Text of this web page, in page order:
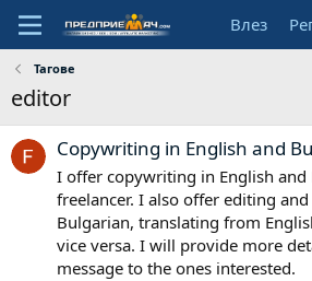
Влез
Тагове
editor
Copywriting in English and
I offer copywriting in English and
freelancer. I also offer editing
Bulgarian, translating from
vice versa. I will provide more
message to the ones interested.